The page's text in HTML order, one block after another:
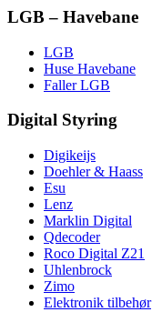
LGB – Havebane
LGB
Huse Havebane
Faller LGB
Digital Styring
Digikeijs
Doehler & Haass
Esu
Lenz
Marklin Digital
Qdecoder
Roco Digital Z21
Uhlenbrock
Zimo
Elektronik tilbehør